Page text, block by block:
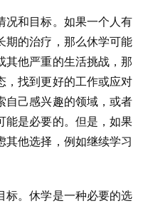
况和目标。如果一个人有
期的治疗，那么休学可能
其他严重的生活挑战，那
，找到更好的工作或应对
自己感兴趣的领域，或者
能是必要的。但是，如果
其他选择，例如继续学习
标。休学是一种必要的选